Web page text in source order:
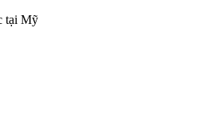
tại Mỹ